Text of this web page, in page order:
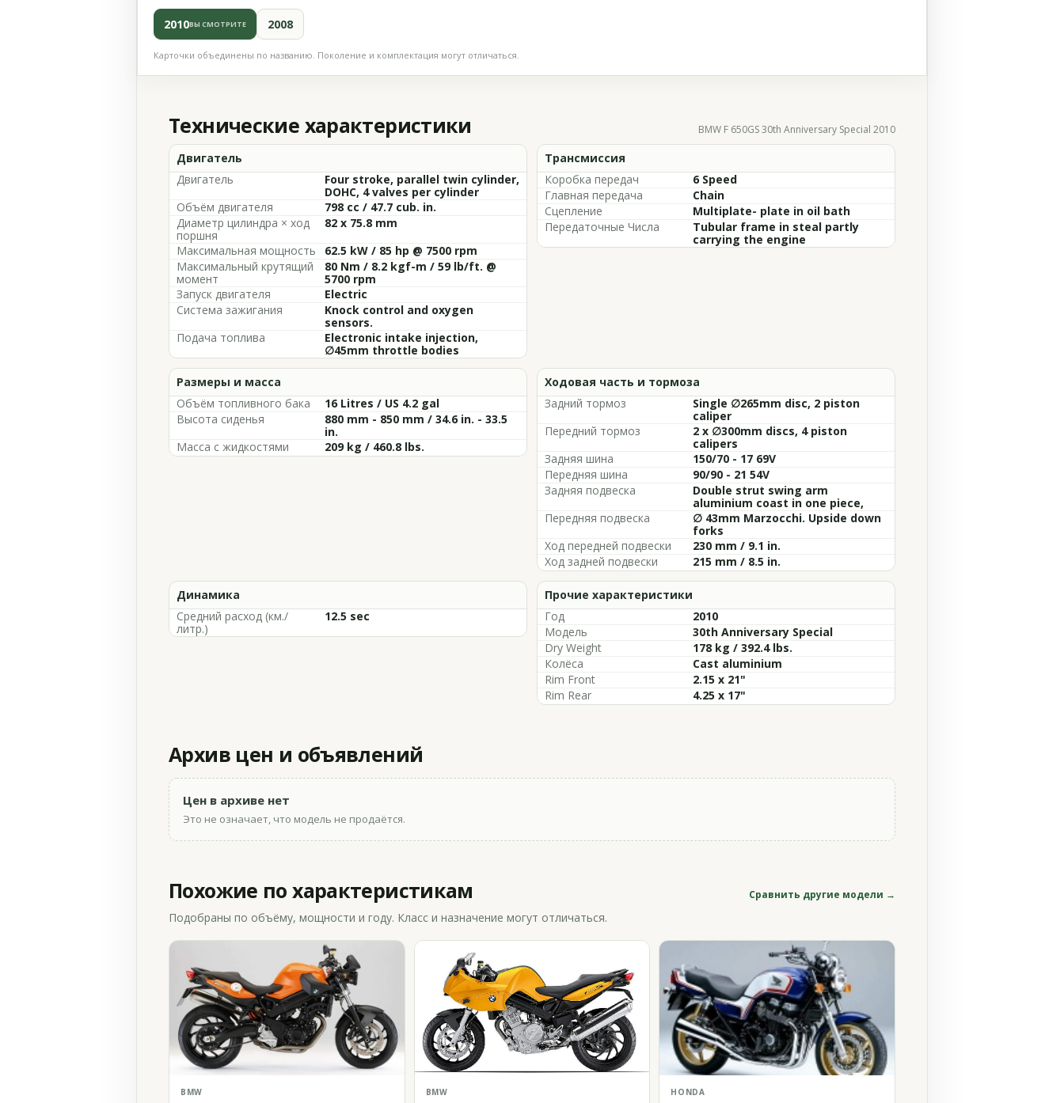
2010ВЫ СМОТРИТЕ 2008
Карточки объединены по названию. Поколение и комплектация могут отличаться.
Технические характеристики BMW F 650GS 30th Anniversary Special 2010
Двигатель
Двигатель
Four stroke, parallel twin cylinder,
DOHC, 4 valves per cylinder
Объём двигателя
798 cc / 47.7 cub. in.
Диаметр цилиндра × ход
поршня
82 x 75.8 mm
Максимальная мощность
62.5 kW / 85 hp @ 7500 rpm
Максимальный крутящий
момент
80 Nm / 8.2 kgf-m / 59 lb/ft. @
5700 rpm
Запуск двигателя
Electric
Система зажигания
Knock control and oxygen
sensors.
Подача топлива
Electronic intake injection,
∅45mm throttle bodies
Трансмиссия
Коробка передач
6 Speed
Главная передача
Chain
Сцепление
Multiplate- plate in oil bath
Передаточные Числа
Tubular frame in steal partly
carrying the engine
Размеры и масса
Объём топливного бака
16 Litres / US 4.2 gal
Высота сиденья
880 mm - 850 mm / 34.6 in. - 33.5
in.
Масса с жидкостями
209 kg / 460.8 lbs.
Ходовая часть и тормоза
Задний тормоз
Single ∅265mm disc, 2 piston
caliper
Передний тормоз
2 x ∅300mm discs, 4 piston
calipers
Задняя шина
150/70 - 17 69V
Передняя шина
90/90 - 21 54V
Задняя подвеска
Double strut swing arm
aluminium coast in one piece,
Передняя подвеска
∅ 43mm Marzocchi. Upside down
forks
Ход передней подвески
230 mm / 9.1 in.
Ход задней подвески
215 mm / 8.5 in.
Динамика
Средний расход (км./
литр.)
12.5 sec
Прочие характеристики
Год
2010
Модель
30th Anniversary Special
Dry Weight
178 kg / 392.4 lbs.
Колёса
Cast aluminium
Rim Front
2.15 x 21"
Rim Rear
4.25 x 17"
Архив цен и объявлений
Цен в архиве нет
Это не означает, что модель не продаётся.
Похожие по характеристикам Сравнить другие модели →
Подобраны по объёму, мощности и году. Класс и назначение могут отличаться.
BMW BMW HONDA